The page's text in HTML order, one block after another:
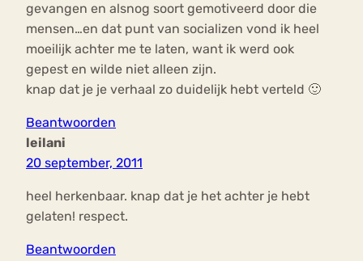
gevangen en alsnog soort gemotiveerd door die
mensen…en dat punt van socializen vond ik heel
moeilijk achter me te laten, want ik werd ook
gepest en wilde niet alleen zijn.
knap dat je je verhaal zo duidelijk hebt verteld 🙂
Beantwoorden
leilani
20 september, 2011
heel herkenbaar. knap dat je het achter je hebt
gelaten! respect.
Beantwoorden